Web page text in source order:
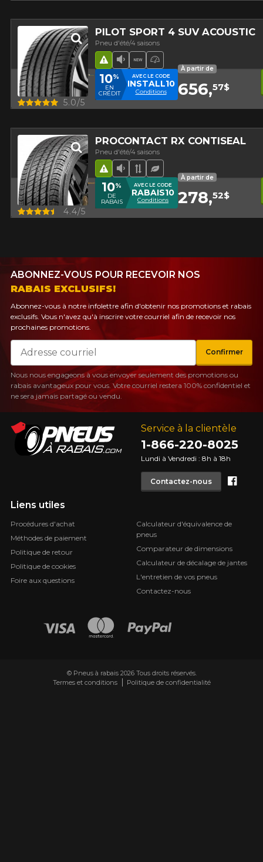
PILOT SPORT 4 SUV ACOUSTIC
Pneu d'été/4 saisons
Faible niveau sonore
Nouveau produit
Pneu haute
Hasard routier
Aperçu 5.0/5
10%
EN
CRÉDIT
AVEC LE CODE
INSTALL10
Conditions
À partir de
656,57$
PROCONTACT RX CONTISEAL
Pneu d'été/4 saisons
Faible niveau sonore
Bande de roulement
Pneu écologique
Hasard routier
Aperçu 4.4/5
10%
DE
RABAIS
AVEC LE CODE
RABAIS10
Conditions
À partir de
278,52$
Service à la clientèle
1-866-220-8025
Lundi à Vendredi : 8h à 18h
Contactez-nous
Liens utiles
Procédures d'achat
Méthodes de paiement
Politique de retour
Politique de cookies
Foire aux questions
Calculateur d'équivalence de
pneus
Comparateur de dimensions
Calculateur de décalage de jantes
L'entretien de vos pneus
Contactez-nous
ABONNEZ-VOUS POUR RECEVOIR NOS
RABAIS EXCLUSIFS!
Abonnez-vous à notre infolettre afin d'obtenir nos promotions et rabais
exclusifs. Vous n'avez qu'à inscrire votre courriel afin de recevoir nos
prochaines promotions.
Courriel
Confirmer
Nous nous engageons à vous envoyer seulement des promotions ou
rabais avantageux pour vous. Votre courriel restera 100% confidentiel et
ne sera jamais partagé ou vendu.
© Pneus à rabais 2026 Tous droits réservés.
Termes et conditions
Politique de confidentialité